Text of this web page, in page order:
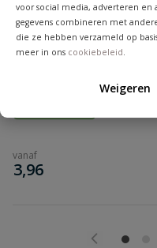
voor social media, adverteren en
gegevens combineren met
die ze hebben verzameld op
meer in ons cookiebeleid
Weigeren
Beoordeling
Flexibele eindkap
Aansluiting: klem |
Keurmerk: KOMO
vanaf
€
3,96